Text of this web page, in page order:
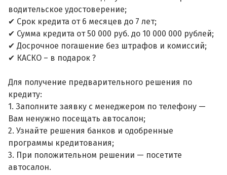
водительское удостоверение;
✔ Срок кредита от 6 месяцев до 7 лет;
✔ Сумма кредита от 50 000 руб. до 10 000 000 рублей;
✔ Досрочное погашение без штрафов и комиссий;
✔ КАСКО – в подарок ?
Для получение предварительного решения по
кредиту:
1. Заполните заявку с менеджером по телефону —
Вам ненужно посещать автосалон;
2. Узнайте решения банков и одобренные
программы кредитования;
3. При положительном решении — посетите
автосалон.